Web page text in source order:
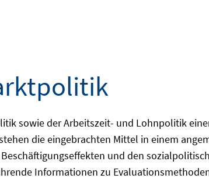
sowie der Arbeitszeit- und Lohnpolitik
die eingebrachten Mittel in einem
und den
Informationen zu